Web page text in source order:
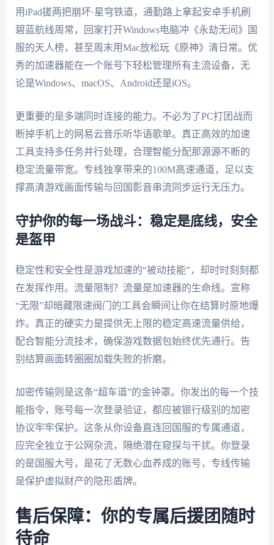
用iPad搓两把崩坏·星穹铁道，通勤路上拿起安卓手机刷
碧蓝航线周常，回家打开Windows电脑冲《永劫无间》国
服的天人榜，甚至周末用Mac放松玩《原神》清日常。优
秀的加速器能在一个账号下轻松管理所有主流设备，无
论是Windows、macOS、Android还是iOS。
更重要的是多端同时连接的能力。不必为了PC打团战而
断掉手机上的网易云音乐听华语歌单。真正高效的加速
工具支持多任务并行处理，合理智能分配那源源不断的
稳定流量带宽。专线独享带来的100M高速通道，足以支
撑高清游戏画面传输与回国影音串流同步运行无压力。
守护你的每一场战斗：稳定是底线，安全
是盔甲
稳定性和安全性是游戏加速的“被动技能”，却时时刻刻都
在发挥作用。流量限制？流量是加速器的生命线。宣称
“无限”却暗藏限速阀门的工具会瞬间让你在结算时原地爆
炸。真正的硬实力是提供无上限的稳定高速流量供给，
配合智能分流技术，确保游戏数据包始终优先通行。告
别结算画面转圈圈加载失败的折磨。
加密传输则是这条“超车道”的金钟罩。你发出的每一个技
能指令，账号每一次登录验证，都应被银行级别的加密
协议牢牢保护。这条从你设备直连回国服的专属通道，
应完全独立于公网杂流，隔绝潜在窥探与干扰。你登录
的是国服大号，是花了无数心血养成的账号，专线传输
是保护虚拟财产的隐形盾牌。
售后保障：你的专属后援团随时
待命